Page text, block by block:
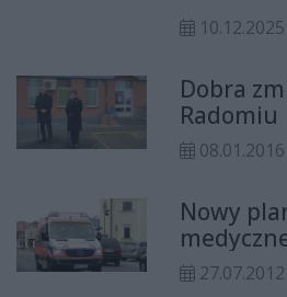
Dobra
Radomiu
Nowy